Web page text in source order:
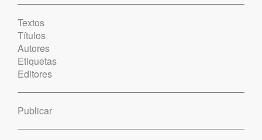
Textos
Títulos
Autores
Etiquetas
Editores
Publicar